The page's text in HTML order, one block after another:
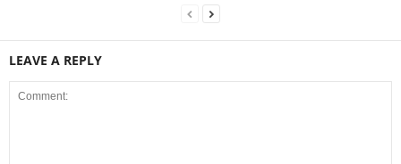
LEAVE A REPLY